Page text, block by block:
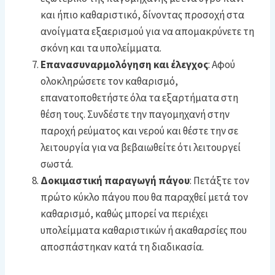
και ήπιο καθαριστικό, δίνοντας προσοχή στα
ανοίγματα εξαερισμού για να απομακρύνετε τη
σκόνη και τα υπολείμματα.
Επανασυναρμολόγηση και έλεγχος: Αφού
ολοκληρώσετε τον καθαρισμό,
επανατοποθετήστε όλα τα εξαρτήματα στη
θέση τους. Συνδέστε την παγομηχανή στην
παροχή ρεύματος και νερού και θέστε την σε
λειτουργία για να βεβαιωθείτε ότι λειτουργεί
σωστά.
Δοκιμαστική παραγωγή πάγου: Πετάξτε τον
πρώτο κύκλο πάγου που θα παραχθεί μετά τον
καθαρισμό, καθώς μπορεί να περιέχει
υπολείμματα καθαριστικών ή ακαθαρσίες που
αποσπάστηκαν κατά τη διαδικασία.